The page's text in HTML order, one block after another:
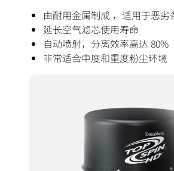
由耐用金属制成 ，适用于恶劣
延长空气滤芯使用寿命
自动喷射，分离效率高达 80%
非常适合中度和重度粉尘环境